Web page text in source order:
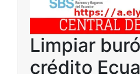
Limpiar
crédito